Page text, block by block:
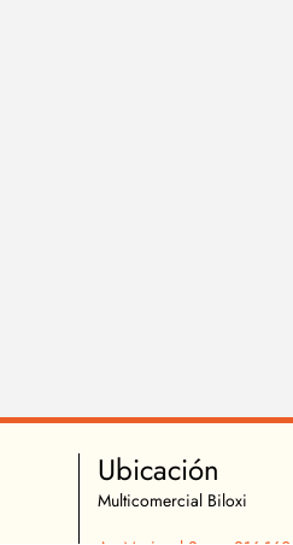
Ubicación
Multicomercial Biloxi